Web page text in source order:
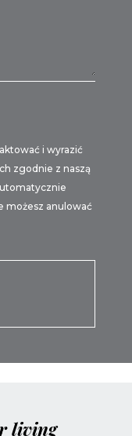
i wyrazić
zgodnie z naszą
możesz anulować
living